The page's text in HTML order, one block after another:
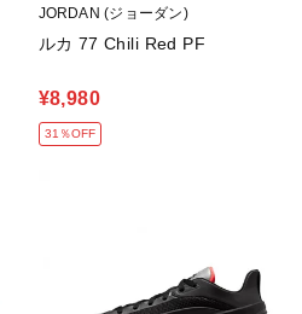
ったりフィットします。
JORDAN (ジョーダン)
ルカ 77 Chili Red PF
¥8,980
31％OFF